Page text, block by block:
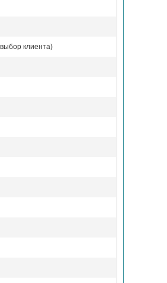
клиента)